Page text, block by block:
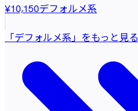
¥10,150デフォルメ系
「デフォルメ系」をもっと見る